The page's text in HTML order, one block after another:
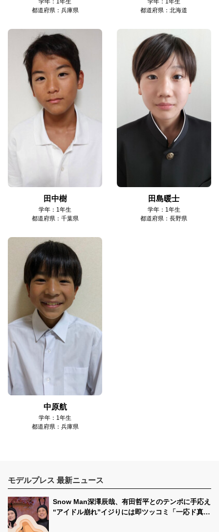
学年：1年生
都道府県：兵庫県
学年：1年生
都道府県：北海道
田中樹
学年：1年生
都道府県：千葉県
田島暖士
学年：1年生
都道府県：長野県
中原航
学年：1年生
都道府県：兵庫県
モデルプレス 最新ニュース
Snow Man深澤辰哉、有田哲平とのテンポに手応え
“アイドル崩れ”イジりには即ツッコミ「一応ド真ん